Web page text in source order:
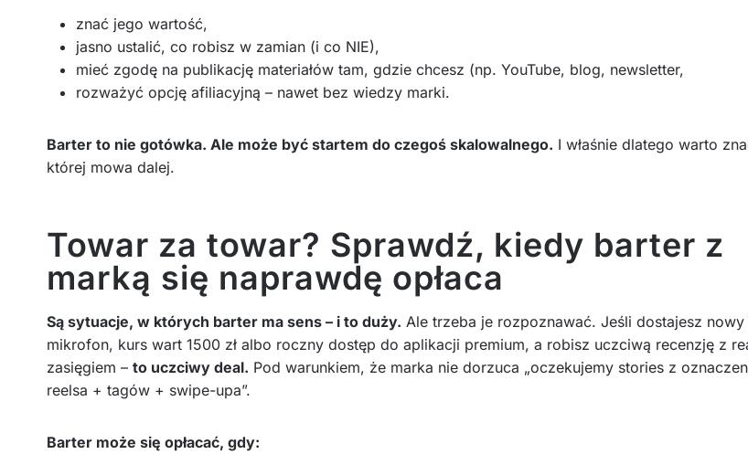
znać jego wartość,
jasno ustalić, co robisz w zamian (i co NIE),
mieć zgodę na publikację materiałów tam, gdzie chcesz (np. YouTube, blog, newsletter,
rozważyć opcję afiliacyjną – nawet bez wiedzy marki.
Barter to nie gotówka. Ale może być startem do czegoś skalowalnego. I właśnie dlatego warto
której mowa dalej.
Towar za towar? Sprawdź, kiedy barter z
marką się naprawdę opłaca
Są sytuacje, w których barter ma sens – i to duży. Ale trzeba je rozpoznawać. Jeśli dostajesz
mikrofon, kurs wart 1500 zł albo roczny dostęp do aplikacji premium, a robisz uczciwą recenzję z
zasięgiem – to uczciwy deal. Pod warunkiem, że marka nie dorzuca „oczekujemy stories z
reelsa + tagów + swipe-upa”.
Barter może się opłacać, gdy: